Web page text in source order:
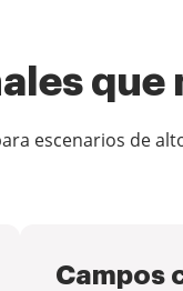
escenarios de
Campos